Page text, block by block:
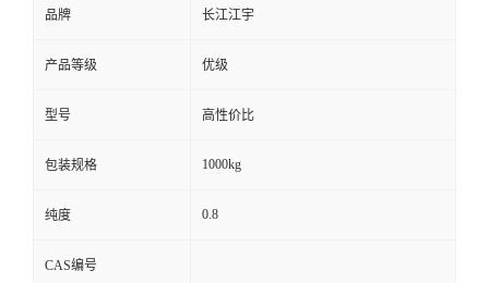
品牌 长江江宇
产品等级 优级
型号 高性价比
包装规格 1000kg
纯度 0.8
CAS编号